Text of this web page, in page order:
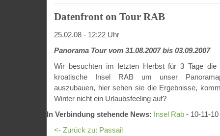
Datenfront on Tour RAB
25.02.08 - 12:22 Uhr
Panorama Tour vom 31.08.2007 bis 03.09.2007
Wir besuchten im letzten Herbst für 3 Tage die
kroatische Insel RAB um unser
auszubauen, hier sehen sie die Ergebnisse,
Winter nicht ein Urlaubsfeeling auf?
In Verbindung stehende News: Insel Rab - 10-11-
<- Zurück zu: Passail